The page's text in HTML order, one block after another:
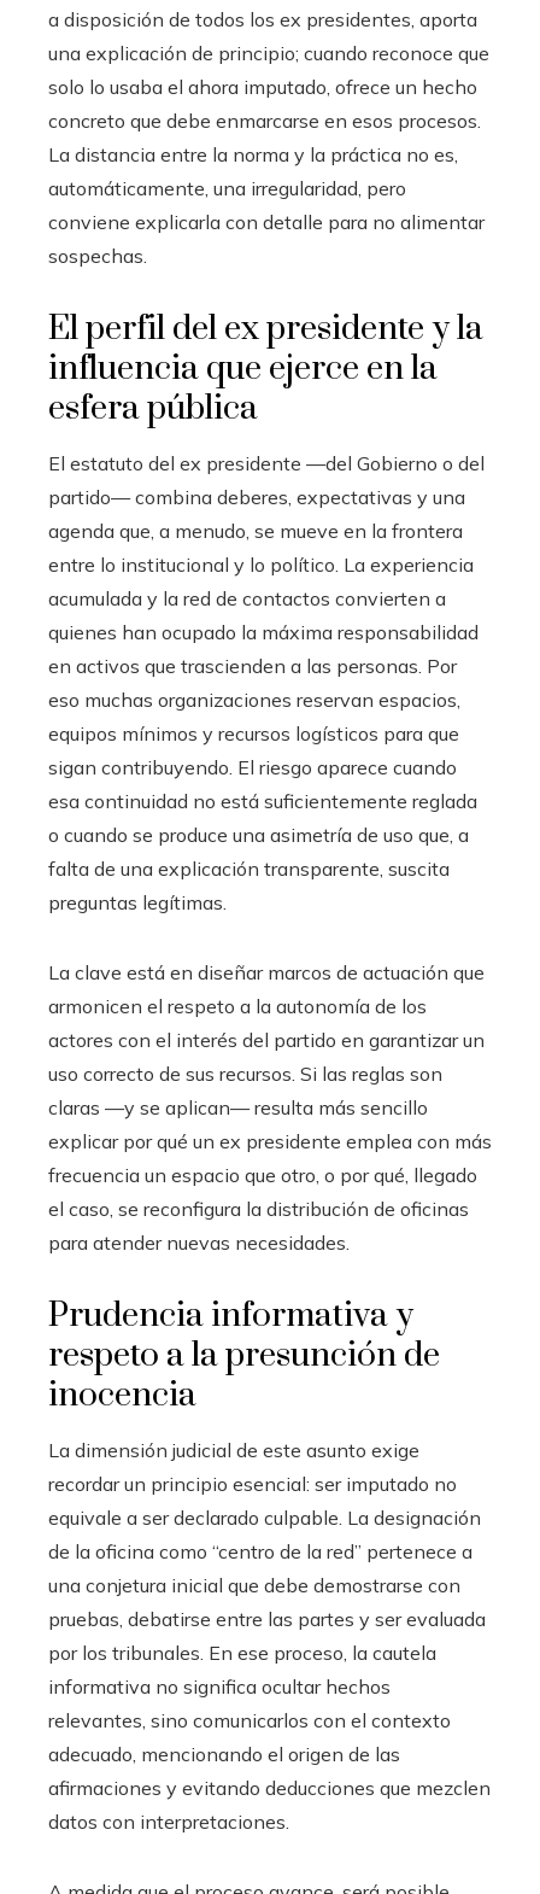
a disposición de todos los ex presidentes, aporta
una explicación de principio; cuando reconoce que
solo lo usaba el ahora imputado, ofrece un hecho
concreto que debe enmarcarse en esos procesos.
La distancia entre la norma y la práctica no es,
automáticamente, una irregularidad, pero
conviene explicarla con detalle para no alimentar
sospechas.
El perfil del ex presidente y la
influencia que ejerce en la
esfera pública
El estatuto del ex presidente —del Gobierno o del
partido— combina deberes, expectativas y una
agenda que, a menudo, se mueve en la frontera
entre lo institucional y lo político. La experiencia
acumulada y la red de contactos convierten a
quienes han ocupado la máxima responsabilidad
en activos que trascienden a las personas. Por
eso muchas organizaciones reservan espacios,
equipos mínimos y recursos logísticos para que
sigan contribuyendo. El riesgo aparece cuando
esa continuidad no está suficientemente reglada
o cuando se produce una asimetría de uso que, a
falta de una explicación transparente, suscita
preguntas legítimas.
La clave está en diseñar marcos de actuación que
armonicen el respeto a la autonomía de los
actores con el interés del partido en garantizar un
uso correcto de sus recursos. Si las reglas son
claras —y se aplican— resulta más sencillo
explicar por qué un ex presidente emplea con más
frecuencia un espacio que otro, o por qué, llegado
el caso, se reconfigura la distribución de oficinas
para atender nuevas necesidades.
Prudencia informativa y
respeto a la presunción de
inocencia
La dimensión judicial de este asunto exige
recordar un principio esencial: ser imputado no
equivale a ser declarado culpable. La designación
de la oficina como “centro de la red” pertenece a
una conjetura inicial que debe demostrarse con
pruebas, debatirse entre las partes y ser evaluada
por los tribunales. En ese proceso, la cautela
informativa no significa ocultar hechos
relevantes, sino comunicarlos con el contexto
adecuado, mencionando el origen de las
afirmaciones y evitando deducciones que mezclen
datos con interpretaciones.